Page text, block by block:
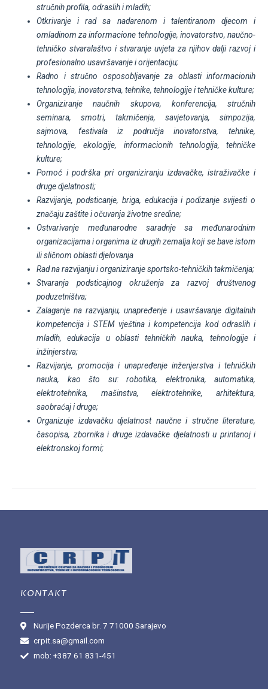
stručnih profila, odraslih i mladih;
Otkrivanje i rad sa nadarenom i talentiranom djecom i
omladinom za informacione tehnologije, inovatorstvo, naučno-
tehničko stvaralaštvo i stvaranje uvjeta za njihov dalji razvoj i
profesionalno usavršavanje i orijentaciju;
Radno i stručno osposobljavanje za oblasti informacionih
tehnologija, inovatorstva, tehnike, tehnologije i tehničke kulture;
Organiziranje naučnih skupova, konferencija, stručnih
seminara, smotri, takmičenja, savjetovanja, simpozija,
sajmova, festivala iz područja inovatorstva, tehnike,
tehnologije, ekologije, informacionih tehnologija, tehničke
kulture;
Pomoć i podrška pri organiziranju izdavačke, istraživačke i
druge djelatnosti;
Razvijanje, podsticanje, briga, edukacija i podizanje svijesti o
značaju zaštite i očuvanja životne sredine;
Ostvarivanje međunarodne saradnje sa međunarodnim
organizacijama i organima iz drugih zemalja koji se bave istom
ili sličnom oblasti djelovanja
Rad na razvijanju i organiziranje sportsko-tehničkih takmičenja;
Stvaranja podsticajnog okruženja za razvoj društvenog
poduzetništva;
Zalaganje na razvijanju, unapređenje i usavršavanje digitalnih
kompetencija i STEM vještina i kompetencija kod odraslih i
mladih, edukacija u oblasti tehničkih nauka, tehnologije i
inžinjerstva;
Razvijanje, promocija i unapređenje inženjerstva i tehničkih
nauka, kao što su: robotika, elektronika, automatika,
elektrotehnika, mašinstva, elektrotehnike, arhitektura,
saobraćaj i druge;
Organizuje izdavačku djelatnost naučne i stručne literature,
časopisa, zbornika i druge izdavačke djelatnosti u printanoj i
elektronskoj formi;
KONTAKT
Nurije Pozderca br. 7 71000 Sarajevo
crpit.sa@gmail.com
mob: +387 61 831-451